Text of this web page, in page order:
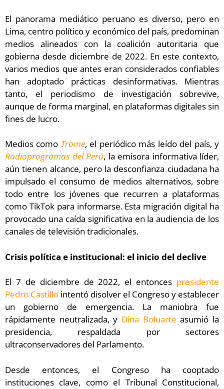
El panorama mediático peruano es diverso, pero en
Lima, centro político y económico del país, predominan
medios alineados con la coalición autoritaria que
gobierna desde diciembre de 2022. En este contexto,
varios medios que antes eran considerados confiables
han adoptado prácticas desinformativas. Mientras
tanto, el periodismo de investigación sobrevive,
aunque de forma marginal, en plataformas digitales sin
fines de lucro.
Medios como Trome, el periódico más leído del país, y
Radioprogramas del Perú, la emisora informativa líder,
aún tienen alcance, pero la desconfianza ciudadana ha
impulsado el consumo de medios alternativos, sobre
todo entre los jóvenes que recurren a plataformas
como TikTok para informarse. Esta migración digital ha
provocado una caída significativa en la audiencia de los
canales de televisión tradicionales.
Crisis política e institucional: el inicio del declive
El 7 de diciembre de 2022, el entonces presidente
Pedro Castillo intentó disolver el Congreso y establecer
un gobierno de emergencia. La maniobra fue
rápidamente neutralizada, y Dina Boluarte asumió la
presidencia, respaldada por sectores
ultraconservadores del Parlamento.
Desde entonces, el Congreso ha cooptado
instituciones clave, como el Tribunal Constitucional,